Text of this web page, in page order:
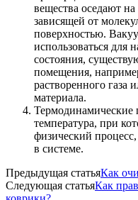
вещества оседают
зависящей от
поверхностью.
использоваться для
состояния,
помещения,
растворенного газа
материала.
температура, при
физический
в системе.
Предыдущая статьяКак
Следующая статьяКак